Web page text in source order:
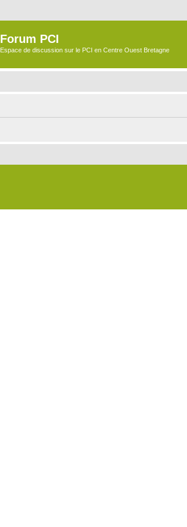
Forum PCI
Espace de discussion sur le PCI en Centre Ouest Bretagne